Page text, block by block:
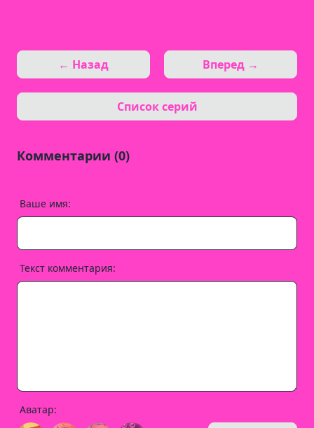
← Назад
Список серий
Вперед →
Комментарии (0)
Ваше имя:
Текст комментария:
Аватар: